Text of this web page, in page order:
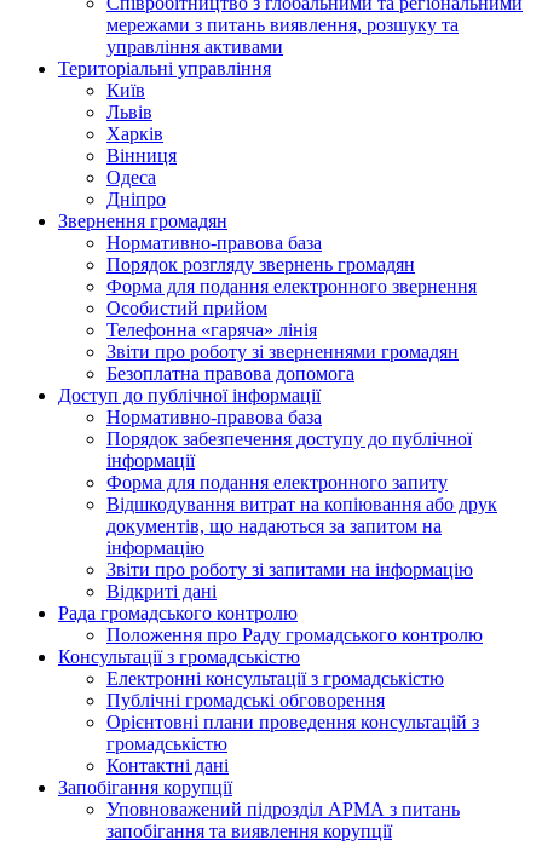
мережами з питань виявлення, розшуку та
управління активами
Територіальні управління
Київ
Львів
Харків
Вінниця
Одеса
Дніпро
Звернення громадян
Нормативно-правова база
Порядок розгляду звернень громадян
Форма для подання електронного звернення
Особистий прийом
Телефонна «гаряча» лінія
Звіти про роботу зі зверненнями громадян
Безоплатна правова допомога
Доступ до публічної інформації
Нормативно-правова база
Порядок забезпечення доступу до публічної
інформації
Форма для подання електронного запиту
Відшкодування витрат на копіювання або друк
документів, що надаються за запитом на
інформацію
Звіти про роботу зі запитами на інформацію
Відкриті дані
Рада громадського контролю
Положення про Раду громадського контролю
Консультації з громадськістю
Електронні консультації з громадськістю
Публічні громадські обговорення
Орієнтовні плани проведення консультацій з
громадськістю
Контактні дані
Запобігання корупції
Уповноважений підрозділ АРМА з питань
запобігання та виявлення корупції